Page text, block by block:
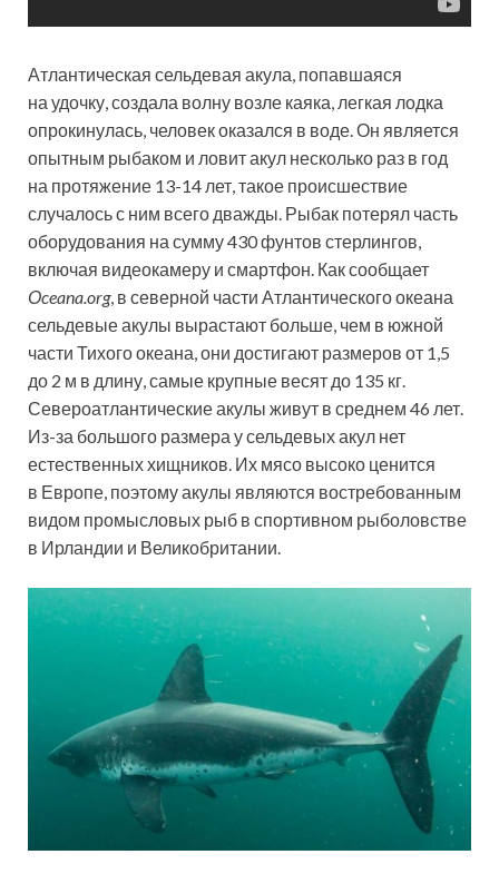
Атлантическая сельдевая акула, попавшаяся
на удочку, создала волну возле каяка, легкая лодка
опрокинулась, человек оказался в воде. Он является
опытным рыбаком и ловит акул несколько раз в год
на протяжение 13-14 лет, такое происшествие
случалось с ним всего дважды. Рыбак потерял часть
оборудования на сумму 430 фунтов стерлингов,
включая видеокамеру и смартфон. Как сообщает
Оceana.org, в северной части Атлантического океана
сельдевые акулы вырастают больше, чем в южной
части Тихого океана, они достигают размеров от 1,5
до 2 м в длину, самые крупные весят до 135 кг.
Североатлантические акулы живут в среднем 46 лет.
Из-за большого размера у сельдевых акул нет
естественных хищников. Их мясо высоко ценится
в Европе, поэтому акулы являются востребованным
видом промысловых рыб в спортивном рыболовстве
в Ирландии и Великобритании.